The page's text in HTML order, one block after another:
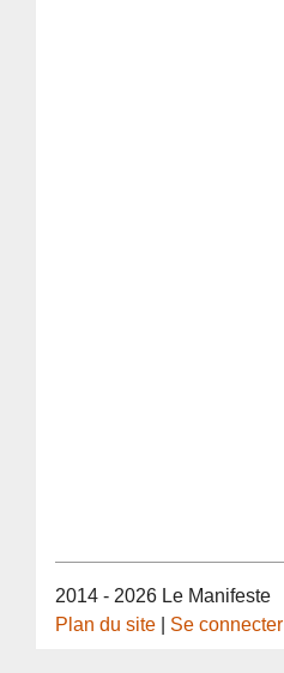
2014 - 2026 Le Manifeste
Plan du site
Se connecter